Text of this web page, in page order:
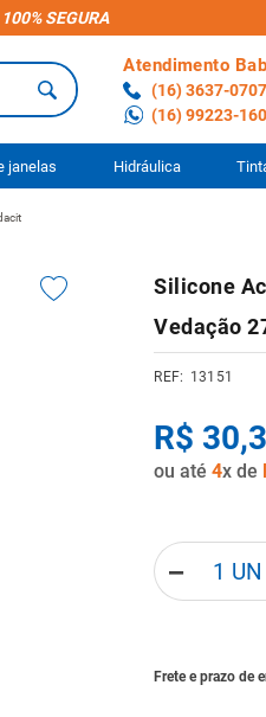
SEGURA
Atendimento
(16) 3637-0707
(16) 99223-
janelas Hidráulica
Silicone
Vedação
13151
R$ 30,
ou até4x de
－